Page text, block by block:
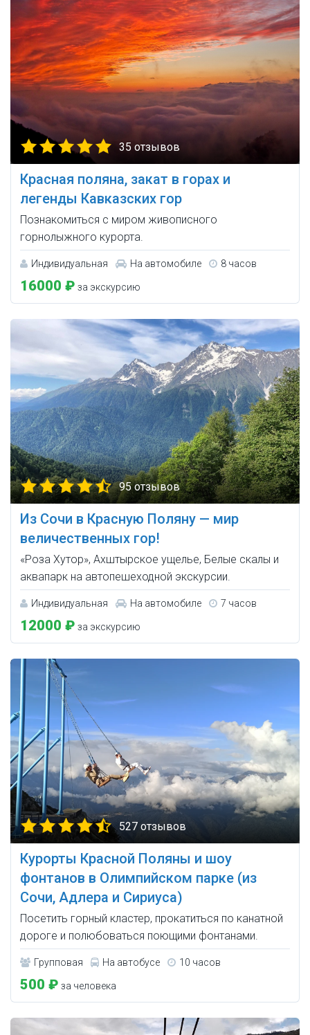
35 отзывов
Красная поляна, закат в горах и
легенды Кавказских гор
Познакомиться с миром живописного
горнолыжного курорта.
Индивидуальная На автомобиле 8 часов
16000 ₽ за экскурсию
95 отзывов
Из Сочи в Красную Поляну — мир
величественных гор!
«Роза Хутор», Ахштырское ущелье, Белые скалы и
аквапарк на автопешеходной экскурсии.
Индивидуальная На автомобиле 7 часов
12000 ₽ за экскурсию
527 отзывов
Курорты Красной Поляны и шоу
фонтанов в Олимпийском парке (из
Сочи, Адлера и Сириуса)
Посетить горный кластер, прокатиться по канатной
дороге и полюбоваться поющими фонтанами.
Групповая На автобусе 10 часов
500 ₽ за человека